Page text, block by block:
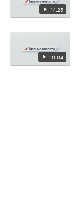
14:25
10:04